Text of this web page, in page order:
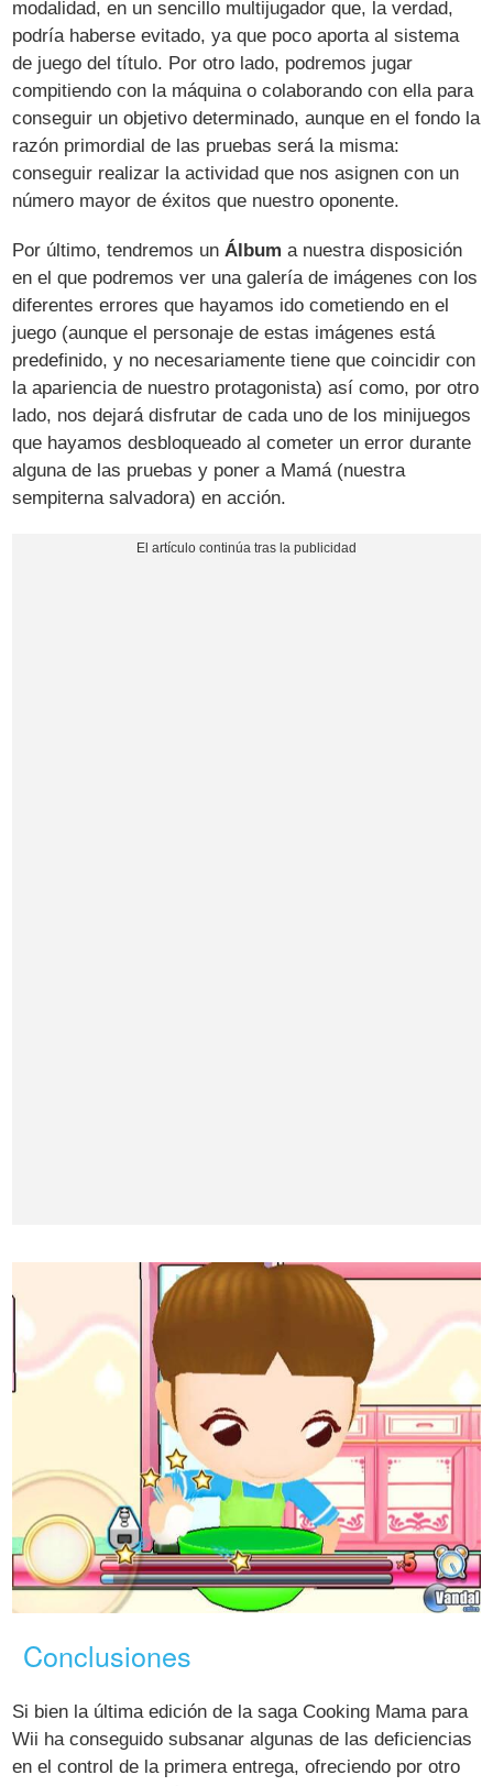
modalidad, en un sencillo multijugador que, la verdad,
podría haberse evitado, ya que poco aporta al sistema
de juego del título. Por otro lado, podremos jugar
compitiendo con la máquina o colaborando con ella para
conseguir un objetivo determinado, aunque en el fondo la
razón primordial de las pruebas será la misma:
conseguir realizar la actividad que nos asignen con un
número mayor de éxitos que nuestro oponente.
Por último, tendremos unÁlbum a nuestra disposición
en el que podremos ver una galería de imágenes con los
diferentes errores que hayamos ido cometiendo en el
juego (aunque el personaje de estas imágenes está
predefinido, y no necesariamente tiene que coincidir con
la apariencia de nuestro protagonista) así como, por otro
lado, nos dejará disfrutar de cada uno de los minijuegos
que hayamos desbloqueado al cometer un error durante
alguna de las pruebas y poner a Mamá (nuestra
sempiterna salvadora) en acción.
Conclusiones
Si bien la última edición de la saga Cooking Mama para
Wii ha conseguido subsanar algunas de las deficiencias
en el control de la primera entrega, ofreciendo por otro